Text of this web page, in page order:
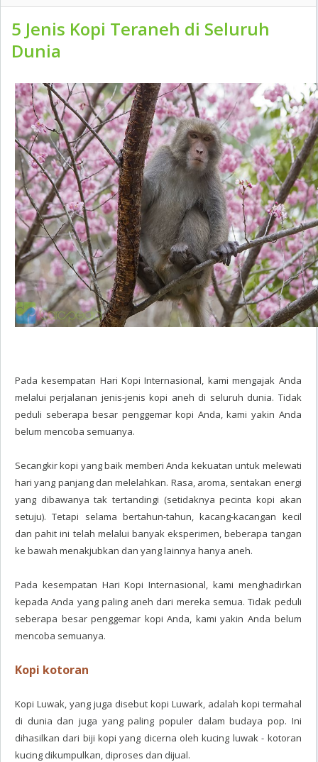
5 Jenis Kopi Teraneh di Seluruh
Dunia
Pada kesempatan Hari Kopi Internasional, kami mengajak Anda
melalui perjalanan jenis-jenis kopi aneh di seluruh dunia. Tidak
peduli seberapa besar penggemar kopi Anda, kami yakin Anda
belum mencoba semuanya.
Secangkir kopi yang baik memberi Anda kekuatan untuk melewati
hari yang panjang dan melelahkan. Rasa, aroma, sentakan energi
yang dibawanya tak tertandingi (setidaknya pecinta kopi akan
setuju). Tetapi selama bertahun-tahun, kacang-kacangan kecil
dan pahit ini telah melalui banyak eksperimen, beberapa tangan
ke bawah menakjubkan dan yang lainnya hanya aneh.
Pada kesempatan Hari Kopi Internasional, kami menghadirkan
kepada Anda yang paling aneh dari mereka semua. Tidak peduli
seberapa besar penggemar kopi Anda, kami yakin Anda belum
mencoba semuanya.
Kopi kotoran
Kopi Luwak, yang juga disebut kopi Luwark, adalah kopi termahal
di dunia dan juga yang paling populer dalam budaya pop. Ini
dihasilkan dari biji kopi yang dicerna oleh kucing luwak - kotoran
kucing dikumpulkan, diproses dan dijual.